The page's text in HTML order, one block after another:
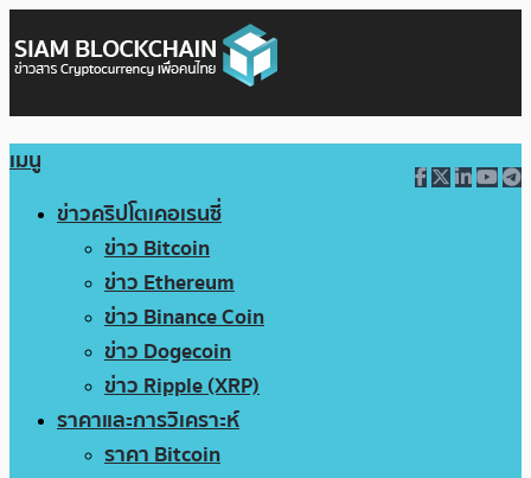
เมนู
ข่าวคริปโตเคอเรนซี่
ข่าว Bitcoin
ข่าว Ethereum
ข่าว Binance Coin
ข่าว Dogecoin
ข่าว Ripple (XRP)
ราคาและการวิเคราะห์
ราคา Bitcoin